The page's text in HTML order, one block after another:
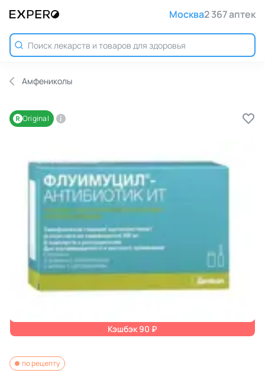
Москва2 367 аптек
Амфениколы
Original
Кэшбэк 90 ₽
по рецепту